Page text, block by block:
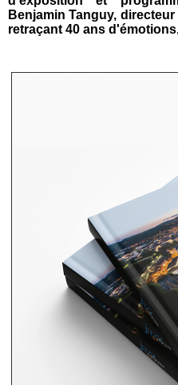
Benjamin Tanguy,
retraçant 40 ans